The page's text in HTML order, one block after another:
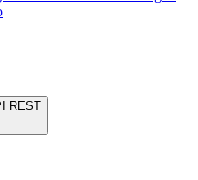
REST